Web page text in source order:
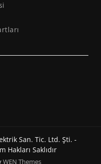
San. Tic. Ltd. Şti. -
Hakları Saklıdır
WEN Themes